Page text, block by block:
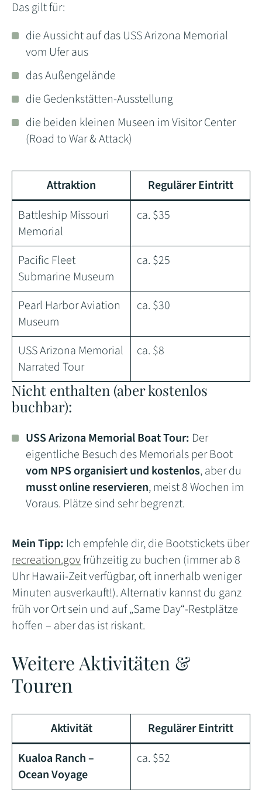
Das gilt für:
die Aussicht auf das USS Arizona Memorial
vom Ufer aus
das Außengelände
die Gedenkstätten-Ausstellung
die beiden kleinen Museen im Visitor Center
(Road to War & Attack)
Attraktion
Regulärer Eintritt
Battleship Missouri
Memorial
ca. $35
Pacific Fleet
Submarine Museum
ca. $25
Pearl Harbor Aviation
Museum
ca. $30
USS Arizona Memorial
Narrated Tour
ca. $8
Nicht enthalten (aber kostenlos
buchbar):
USS Arizona Memorial Boat Tour: Der
eigentliche Besuch des Memorials per Boot
vom NPS organisiert und kostenlos, aber du
musst online reservieren, meist 8 Wochen im
Voraus. Plätze sind sehr begrenzt.
Mein Tipp: Ich empfehle dir, die Bootstickets über
recreation.govfrühzeitig zu buchen (immer ab 8
Uhr Hawaii-Zeit verfügbar, oft innerhalb weniger
Minuten ausverkauft!). Alternativ kannst du ganz
früh vor Ort sein und auf „Same Day“-Restplätze
hoffen – aber das ist riskant.
Weitere Aktivitäten &
Touren
Aktivität
Regulärer Eintritt
Kualoa Ranch –
Ocean Voyage
ca. $52